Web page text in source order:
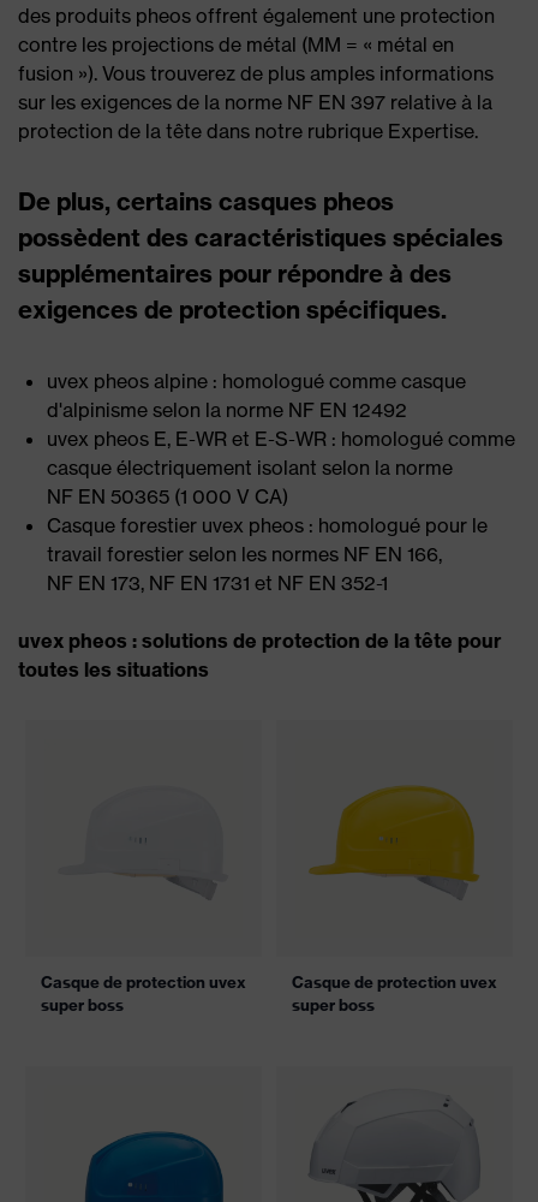
des produits pheos offrent également une protection
contre les projections de métal (MM = « métal en
fusion »). Vous trouverez de plus amples informations
sur les exigences de la norme NF EN 397 relative à la
protection de la tête dans notre rubrique Expertise.
De plus, certains casques pheos
possèdent des caractéristiques spéciales
supplémentaires pour répondre à des
exigences de protection spécifiques.
uvex pheos alpine : homologué comme casque
d'alpinisme selon la norme NF EN 12492
uvex pheos E, E-WR et E-S-WR : homologué comme
casque électriquement isolant selon la norme
NF EN 50365 (1 000 V CA)
Casque forestier uvex pheos : homologué pour le
travail forestier selon les normes NF EN 166,
NF EN 173, NF EN 1731 et NF EN 352-1
uvex pheos : solutions de protection de la tête pour
toutes les situations
Casque de protection uvex
super boss
Casque de protection uvex
super boss